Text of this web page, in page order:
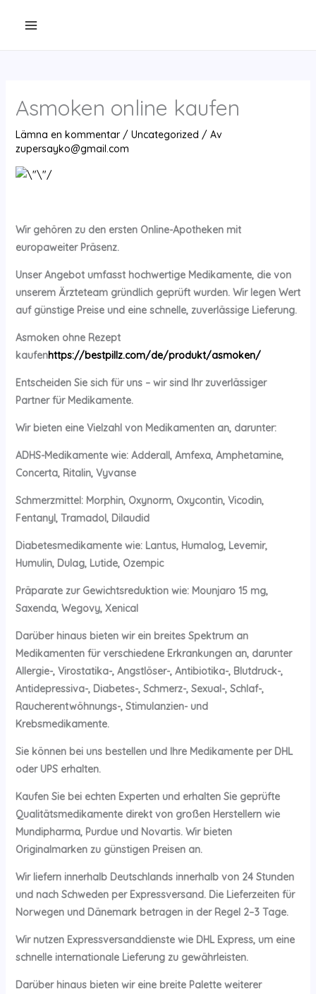
Asmoken online kaufen
Lämna en kommentar / Uncategorized / Av
zupersayko@gmail.com
Wir gehören zu den ersten Online-Apotheken mit
europaweiter Präsenz.
Unser Angebot umfasst hochwertige Medikamente, die von
unserem Ärzteteam gründlich geprüft wurden. Wir legen Wert
auf günstige Preise und eine schnelle, zuverlässige Lieferung.
Asmoken ohne Rezept
kaufenhttps://bestpillz.com/de/produkt/asmoken/
Entscheiden Sie sich für uns – wir sind Ihr zuverlässiger
Partner für Medikamente.
Wir bieten eine Vielzahl von Medikamenten an, darunter:
ADHS-Medikamente wie: Adderall, Amfexa, Amphetamine,
Concerta, Ritalin, Vyvanse
Schmerzmittel: Morphin, Oxynorm, Oxycontin, Vicodin,
Fentanyl, Tramadol, Dilaudid
Diabetesmedikamente wie: Lantus, Humalog, Levemir,
Humulin, Dulag, Lutide, Ozempic
Präparate zur Gewichtsreduktion wie: Mounjaro 15 mg,
Saxenda, Wegovy, Xenical
Darüber hinaus bieten wir ein breites Spektrum an
Medikamenten für verschiedene Erkrankungen an, darunter
Allergie-, Virostatika-, Angstlöser-, Antibiotika-, Blutdruck-,
Antidepressiva-, Diabetes-, Schmerz-, Sexual-, Schlaf-,
Raucherentwöhnungs-, Stimulanzien- und
Krebsmedikamente.
Sie können bei uns bestellen und Ihre Medikamente per DHL
oder UPS erhalten.
Kaufen Sie bei echten Experten und erhalten Sie geprüfte
Qualitätsmedikamente direkt von großen Herstellern wie
Mundipharma, Purdue und Novartis. Wir bieten
Originalmarken zu günstigen Preisen an.
Wir liefern innerhalb Deutschlands innerhalb von 24 Stunden
und nach Schweden per Expressversand. Die Lieferzeiten für
Norwegen und Dänemark betragen in der Regel 2–3 Tage.
Wir nutzen Expressversanddienste wie DHL Express, um eine
schnelle internationale Lieferung zu gewährleisten.
Darüber hinaus bieten wir eine breite Palette weiterer